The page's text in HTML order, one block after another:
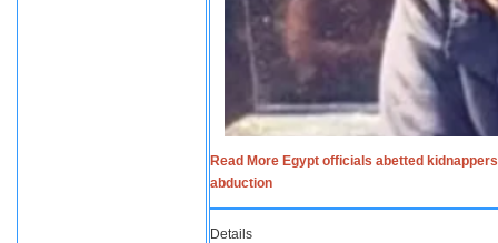
Read More Egypt officials abetted
abduction
Details